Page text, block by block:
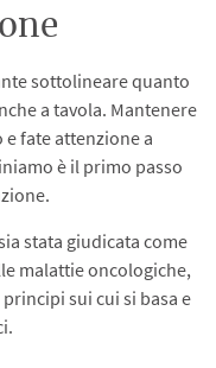
sottolineare quanto
a tavola. Mantenere
fate attenzione a
è il primo passo
stata giudicata come
malattie oncologiche,
principi sui cui si basa e